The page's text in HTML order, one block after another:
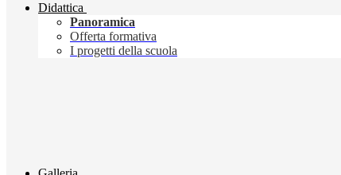
Didattica
Panoramica
Offerta formativa
I progetti della scuola